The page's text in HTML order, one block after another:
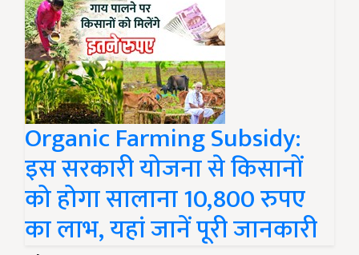
Organic Farming Subsidy:
इस सरकारी योजना से किसानों
को होगा सालाना 10,800 रुपए
का लाभ, यहां जानें पूरी जानकारी